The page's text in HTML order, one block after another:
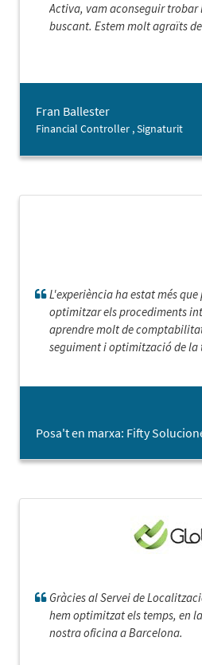
Activa, vam aconseguir trobar
buscant. Estem molt agraïts
Fran Ballester
Financial Controller , Signaturit
L'experiència ha estat més
optimitzar els procediments
aprendre molt de
seguiment i optimització de la
Posa't en marxa: Fifty
Gràcies al Servei de
hem optimitzat els temps, en
nostra oficina a Barcelona.